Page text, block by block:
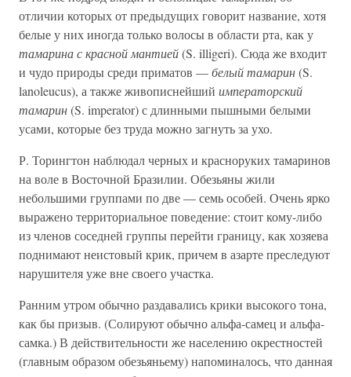
отличии которых от предыдущих говорит название, хотя
белые у них иногда только волосы в области рта, как у
тамарина с красной мантией(S. illigeri). Сюда же входит
и чудо природы среди приматов —белый тамарин(S.
lanoleucus), а также живописнейший императорский
тамарин(S. imperator) с длинными пышными белыми
усами, которые без труда можно загнуть за ухо.
Р. Торингтон наблюдал черных и красноруких тамаринов
на воле в Восточной Бразилии. Обезьяны жили
небольшими группами по две — семь особей. Очень ярко
выражено территориальное поведение: стоит кому-либо
из членов соседней группы перейти границу, как хозяева
поднимают неистовый крик, причем в азарте преследуют
нарушителя уже вне своего участка.
Ранним утром обычно раздавались крики высокого тона,
как бы призыв. (Солируют обычно альфа-самец и альфа-
самка.) В действительности же населению окрестностей
(главным образом обезьяньему) напоминалось, что данная